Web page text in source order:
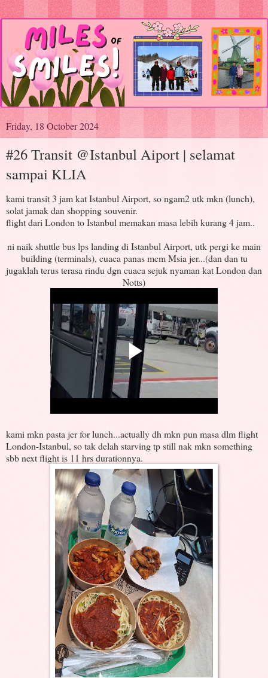
Friday, 18 October 2024
#26 Transit @Istanbul Aiport | selamat
sampai KLIA
kami transit 3 jam kat Istanbul Airport, so ngam2 utk mkn (lunch),
solat jamak dan shopping souvenir.
flight dari London to Istanbul memakan masa lebih kurang 4 jam..
ni naik shuttle bus lps landing di Istanbul Airport, utk pergi ke main
building (terminals), cuaca panas mcm Msia jer...(dan dan tu
jugaklah terus terasa rindu dgn cuaca sejuk nyaman kat London dan
Notts)
kami mkn pasta jer for lunch...actually dh mkn pun masa dlm flight
London-Istanbul, so tak delah starving tp still nak mkn something
sbb next flight is 11 hrs durationnya.